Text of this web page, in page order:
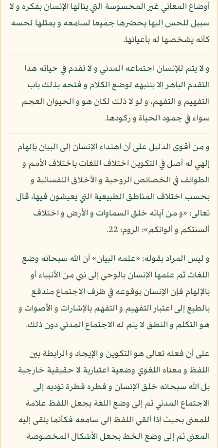
أوضاع المعاني غير المحسوسة التي ينالها الإنسان بفكره و لا
سبيل للحس إليها يحضرها جميعا لسامعه و يمثلها لحسه
كأنه يشخصها له بأعيانها.
و لا يتم للإنسان اجتماعه المدني و لا تقدم في حياته هذا
التقدم الباهر إلا بتنبهه لوضع الكلام و فتحه بذلك باب
التفهيم و التفهم، و لو لا ذلك لكان هو و الحيوان العجم
سواء في جمود الحياة و ركودها.
و من أقوى الدليل على أن اهتداء الإنسان إلى البيان بإلهام
إلهي له أصل في التكوين اختلاف اللغات باختلاف الأمم و
الطوائف في الخصائص الروحية و الأخلاق النفسانية و
بحسب اختلاف المناطق الطبيعية التي يعيشون فيها، قال
تعالى: «و من آياته خلق السماوات و الأرض و اختلاف
ألسنتكم و ألوانكم»: الروم: 22.
و ليس المراد بقوله: «علمه البيان» أن الله سبحانه وضع
اللغات ثم علمها الإنسان بالوحي إلى نبي من الأنبياء أو
بالإلهام فإن الإنسان بوقوعه في ظرف الاجتماع مندفع
بالطبع إلى اعتبار التفهيم و التفهم بالإشارات و الأصوات و
هو التكلم و النطق لا يتم له الاجتماع المدني دون ذلك.
على أن فعله تعالى هو التكوين و الإيجاد و الرابطة بين
اللفظ و معناه اللغوي وضعية اعتبارية لا حقيقية خارجية
بل الله سبحانه خلق الإنسان و فطره فطرة تؤديه إلى
الاجتماع المدني ثم إلى وضع اللغة بجعل اللفظ علامة
للمعنى بحيث إذا ألقي اللفظ إلى سامعه فكأنما يلقى إليه
المعنى ثم إلى وضع الخط بجعل الأشكال المخصوصة